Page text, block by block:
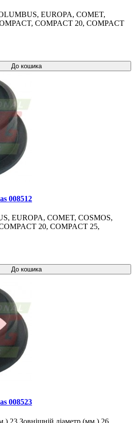
EUROPA, COMET,
COMPACT 20, COMPACT
До кошика
008512
EUROPA, COMET, COSMOS,
20, COMPACT 25,
До кошика
008523
23 Зовнішній діаметр (мм.) 26